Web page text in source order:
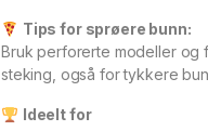
Tips for sprøere bunn:
Bruk perforerte modeller og
steking, også for tykkere
Ideelt for